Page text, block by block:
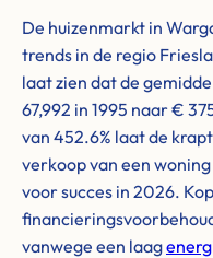
De huizenmarkt in
trends in de regio
laat zien dat de
67,992 in 1995 naar €
van 452.6% laat de
verkoop van een
voor succes in 2026.
vanwege een laag